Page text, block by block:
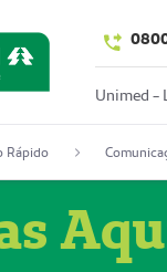
Unimed -
Rápido